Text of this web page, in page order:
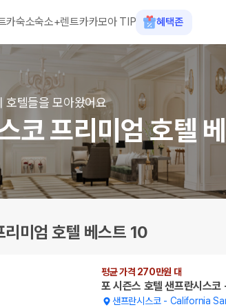
카숙소숙소+렌트카카모아 TIP 혜택존
호텔들을 모아왔어요
코 프리미엄 호텔
리미엄 호텔 베스트 10
평균 가격 270만원 대
포 시즌스 호텔 샌프란시스코
샌프란시스코- California